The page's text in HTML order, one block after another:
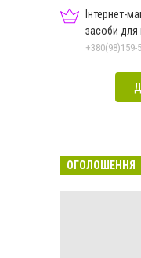
Інтернет-
засоби для
+380(98)159-
ОГОЛОШЕННЯ